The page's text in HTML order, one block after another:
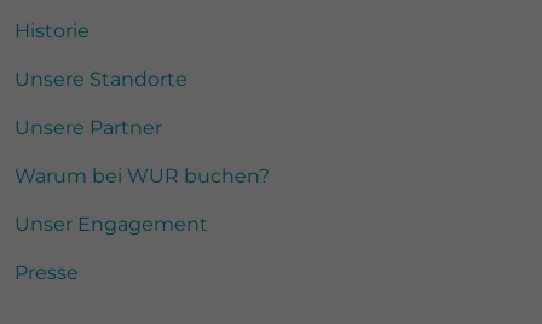
Historie
Unsere Standorte
Unsere Partner
Warum bei WUR buchen?
Unser Engagement
Presse